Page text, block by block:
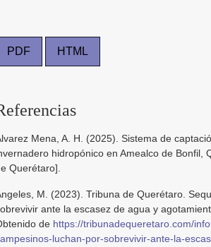
PDF HTML
Mena, A. H. (2025). Sistema de
hidropónico en Amealco de Bonfil,
Querétaro].
M. (2023). Tribuna de Querétaro.
ante la escasez de agua y
de https://tribunadequeretaro.com/
luchan-por-sobrevivir-ante-la-